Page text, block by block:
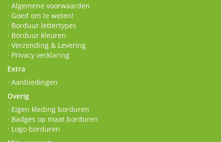
· Algemene voorwaarden
· Goed om te weten!
· Borduur lettertypes
· Borduur kleuren
· Verzending & Levering
· Privacy verklaring
Extra
· Aanbiedingen
Overig
· Eigen kleding borduren
· Badges op maat borduren
· Logo borduren